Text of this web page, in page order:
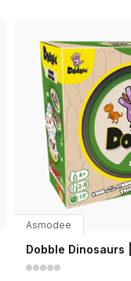
Asmodee
Dobble Dinosaurs